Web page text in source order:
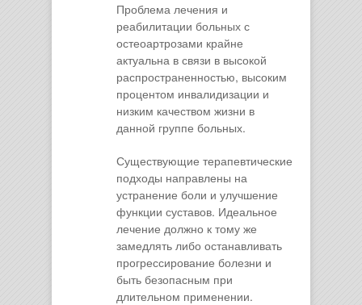
Проблема лечения и
реабилитации больных с
остеоартрозами крайне
актуальна в связи в высокой
распространенностью, высоким
процентом инвалидизации и
низким качеством жизни в
данной группе больных.
Существующие терапевтические
подходы направлены на
устранение боли и улучшение
функции суставов. Идеальное
лечение должно к тому же
замедлять либо останавливать
прогрессирование болезни и
быть безопасным при
длительном применении.